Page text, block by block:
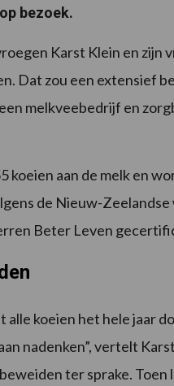
bezoek.
Karst Klein en zijn
Dat zou een extensief
melkveebedrijf en
koeien aan de melk en
de Nieuw-
Beter Leven
koeien het hele jaar
nadenken”, vertelt
ter sprake.